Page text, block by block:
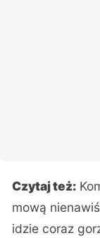
Czytaj też:
mową
idzie coraz